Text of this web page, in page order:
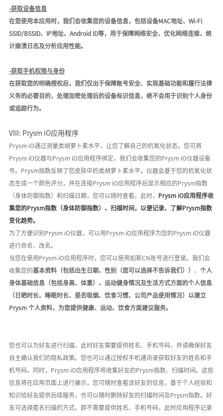
-获取设备信息
在您使用本应用时，我们会收集您的设备信息，包括设备MAC地址、Wi-Fi
SSID/BSSID、IP地址、Android ID等，用于保障网络安全、优化网络连接、统
计崩溃日志及分析应用性能。
-获取手机权限与身份
在获取您的明确授权后，我们仅出于保障账号安全、实现基础功能和履行法律
义务的必要目的， 处理加密处理后的设备标识信息 ， 绝不会用于识别个人身份
或追踪行为。
VIII: Prysm iO应用程序
Prysm iO通过测量类胡萝卜素水平，让您了解自己的抗氧化状态。 您可将
Prysm iO仪器与Prysm iO应用程序绑定，我们会收集您的Prysm iO仪器设备
号。Prysm指数反映了您皮肤中的类胡萝卜素水平。仪器会基于您的抗氧化状
态生成一个颜色评分，并在连接Prysm iO应用程序后显示相应的Prysm指数
（身体防御指数） 和扫描日期， 您可以随时查看。此时， Prysm iO应用程序收
集您的Prysm指数（身体防御指数）、扫描时间，以便记录、了解Prysm指数
变化趋势。
为了方便识别 Prysm iO仪器，可以用Prysm iO应用程序为您的Prysm iO仪器
进行命名、改名。
当您在使用 Prysm iO应用程序时，您可以使用如新CN账号进行登录。 我们会
收集您的基本资料（包括出生日期、性别（您可以选择不告诉我们）） 、 个人
身体基础信息（包括身高、体重）、运动健身情况及生活方式方面的个人信息
（日晒时长、睡眠时长、是否吸烟、饮食习惯、公司产品使用情况）以建立
Prysm 个人资料，为您提供健康、运动、饮食方面建议服务。
您也可以为好友进行扫描，此时好友需要提供姓名、手机号码，并请确保好友
自主确认我们的隐私政策。您也可以通过授权手机通讯录获取好友的姓名和手
机号码。同时， Prysm iO应用程序将收集好友的Prysm指数、扫描时间。这些
信息将在应用页面上进行展示，您可随时查看该好友的信息，基于个人经验和
知识给好友提供后续服务，也可以随时删除好友的扫描时间及Prysm指数。好
友可选择匿名扫描的方式，即不需要提供姓名、手机号码，此时应用程序记录